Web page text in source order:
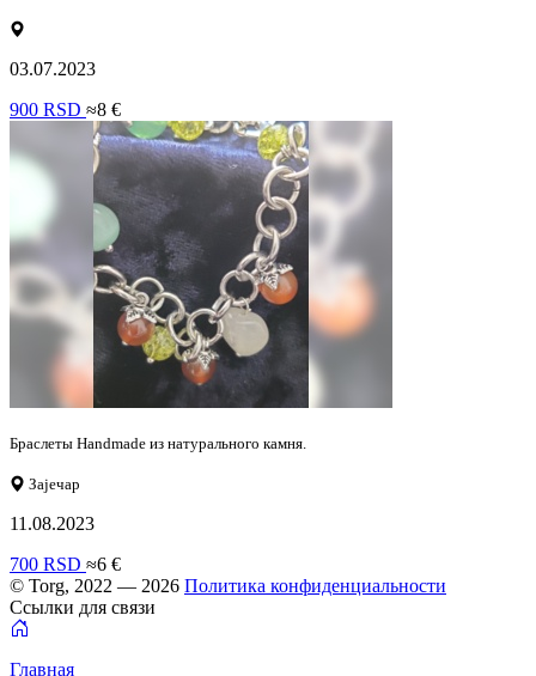
03.07.2023
900 RSD ≈8 €
Браслеты Handmade из натурального камня.
Зајечар
11.08.2023
700 RSD ≈6 €
© Torg, 2022 — 2026 Политика конфиденциальности
Ссылки для связи
Главная